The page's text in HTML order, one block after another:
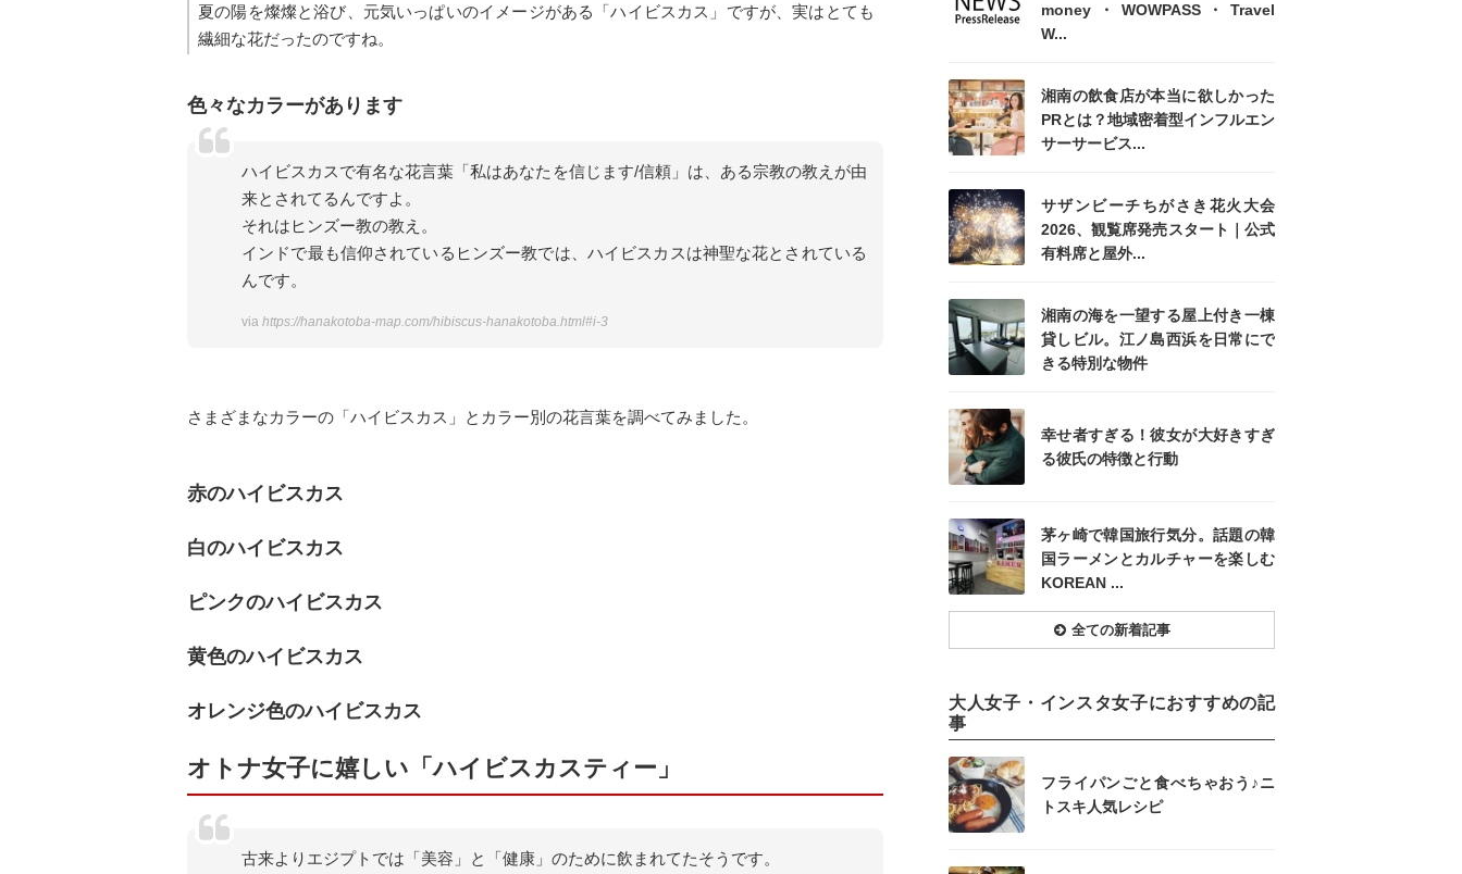
夏の陽を燦燦と浴び、元気いっぱいのイメージがある「ハイビスカス」ですが、実はとても
繊細な花だったのですね。
色々なカラーがあります
ハイビスカスで有名な花言葉「私はあなたを信じます/信頼」は、ある宗教の教えが由
来とされてるんですよ。
それはヒンズー教の教え。
インドで最も信仰されているヒンズー教では、ハイビスカスは神聖な花とされている
んです。
via https://hanakotoba-map.com/hibiscus-hanakotoba.html#i-3
さまざまなカラーの「ハイビスカス」とカラー別の花言葉を調べてみました。
赤のハイビスカス
白のハイビスカス
ピンクのハイビスカス
黄色のハイビスカス
オレンジ色のハイビスカス
オトナ女子に嬉しい「ハイビスカスティー」
古来よりエジプトでは「美容」と「健康」のために飲まれてたそうです。
money・WOWPASS・Travel
W...
湘南の飲食店が本当に欲しかった
PRとは？地域密着型インフルエン
サーサービス...
サザンビーチちがさき花火大会
2026、観覧席発売スタート｜公式
有料席と屋外...
湘南の海を一望する屋上付き一棟
貸しビル。江ノ島西浜を日常にで
きる特別な物件
幸せ者すぎる！彼女が大好きすぎ
る彼氏の特徴と行動
茅ヶ崎で韓国旅行気分。話題の韓
国ラーメンとカルチャーを楽しむ
KOREAN ...
全ての新着記事
大人女子・インスタ女子におすすめの記
事
フライパンごと食べちゃおう♪ニ
トスキ人気レシピ